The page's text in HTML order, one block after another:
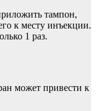
тампон,
к месту инъекции.
1 раз.
может привести к